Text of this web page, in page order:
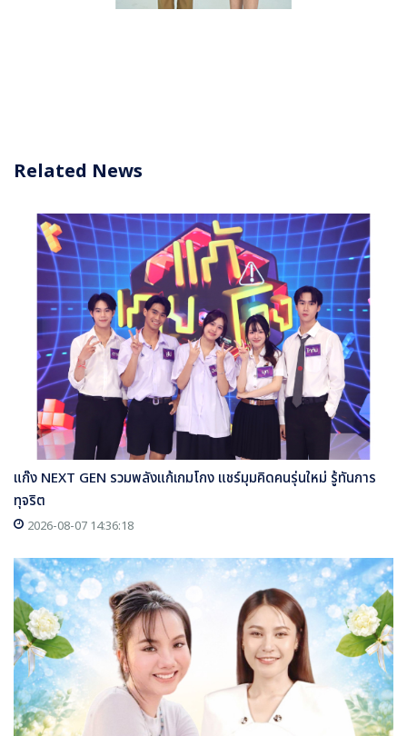
Related News
แก๊ง NEXT GEN รวมพลังแก้เกมโกง แชร์มุมคิดคนรุ่นใหม่ รู้ทันการ
ทุจริต
2026-08-07 14:36:18